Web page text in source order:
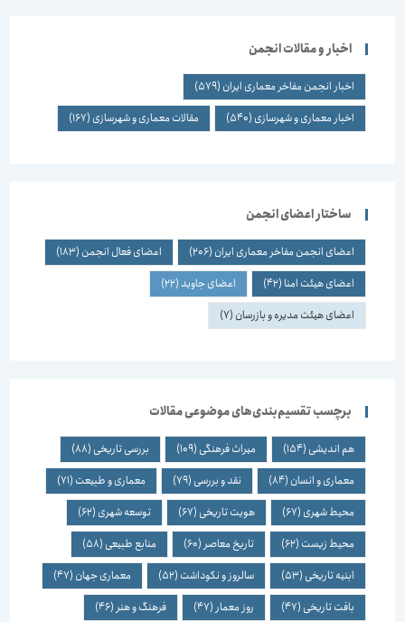
اخبار و مقالات انجمن
اخبار انجمن مفاخر معماری ایران(579)
اخبار معماری و شهرسازی(540) مقالات معماری و شهرسازی(167)
ساختار اعضای انجمن
اعضای انجمن مفاخر معماری ایران(206) اعضای فعال انجمن(183)
اعضای هیئت امنا (42) اعضای جاوید(22)
اعضای هیئت مدیره و بازرسان(7)
برچسب تقسیم‌بندی‌های موضوعی مقالات
هم اندیشی(154) میراث فرهنگی(109) بررسی تاریخی(88)
معماری و انسان(84) نقد و بررسی(79) معماری و طبیعت(71)
محیط شهری(67) هویت تاریخی(67) توسعه شهری(62)
محیط زیست(62) تاریخ معاصر(60) منابع طبیعی(58)
ابنیه تاریخی(53) سالروز و نکوداشت(52) معماری جهان(47)
بافت تاریخی(47) روز معمار(47) فرهنگ و هنر(46)